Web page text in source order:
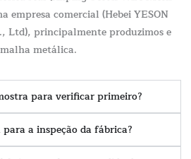
empresa comercial (Hebei YESON
Ltd), principalmente produzimos e
metálica.
para verificar primeiro?
a inspeção da fábrica?